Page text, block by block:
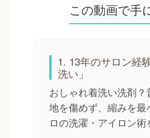
この動画で手
1. 13年のサロン経
洗い」
おしゃれ着洗い洗剤
地を傷めず、縮みを
ロの洗濯・アイロン術